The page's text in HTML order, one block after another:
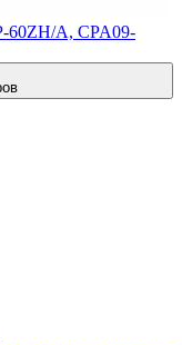
60ZH/A, CPA09-